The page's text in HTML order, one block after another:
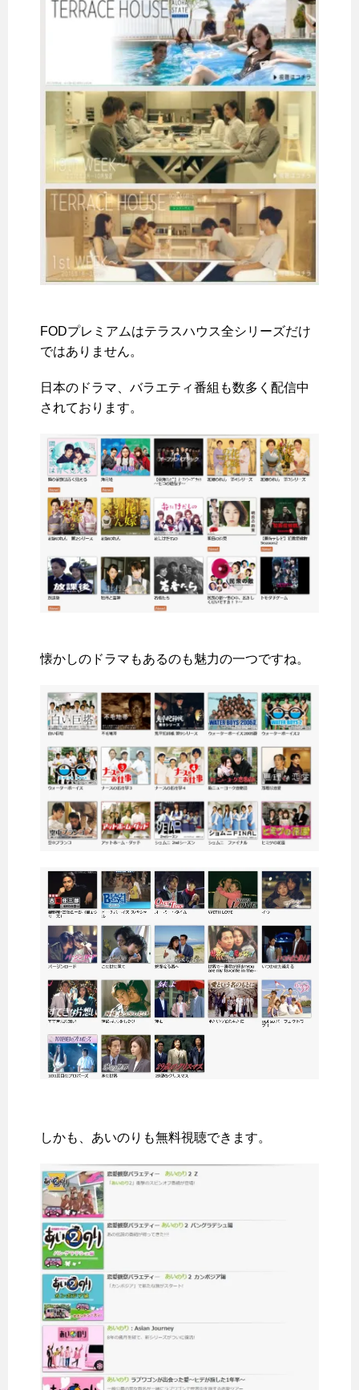
FODプレミアムはテラスハウス全シリーズだけ
ではありません。
日本のドラマ、バラエティ番組も数多く配信中
されております。
懐かしのドラマもあるのも魅力の一つですね。
しかも、あいのりも無料視聴できます。